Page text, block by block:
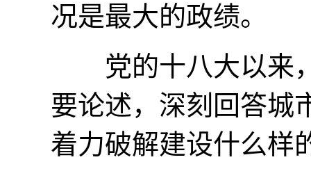
况是最大的政绩。
党的十八大以来，
要论述，深刻回答城
着力破解建设什么样